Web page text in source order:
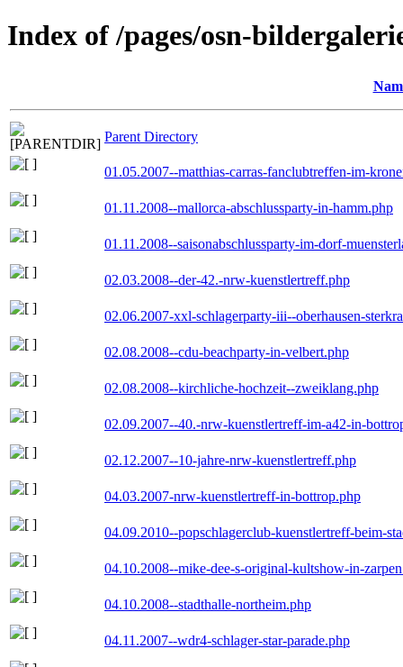
Index of /pages/osn-
Parent Directory
01.05.2007--matthias-carras-fanclubtreffen-im-
01.11.2008--mallorca-abschlussparty-in-hamm.php
01.11.2008--saisonabschlussparty-im-dorf-
02.03.2008--der-42.-nrw-kuenstlertreff.php
02.06.2007-xxl-schlagerparty-iii--oberhausen-
02.08.2008--cdu-beachparty-in-velbert.php
02.08.2008--kirchliche-hochzeit--zweiklang.php
02.09.2007--40.-nrw-kuenstlertreff-im-a42-in-
02.12.2007--10-jahre-nrw-kuenstlertreff.php
04.03.2007-nrw-kuenstlertreff-in-bottrop.php
04.09.2010--popschlagerclub-kuenstlertreff-beim-
04.10.2008--mike-dee-s-original-kultshow-in-
04.10.2008--stadthalle-northeim.php
04.11.2007--wdr4-schlager-star-parade.php